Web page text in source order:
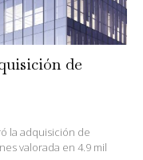
de
la adquisición de
valorada en 4.9 mil